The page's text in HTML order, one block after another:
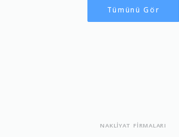
Tümünü Gör
NAKLİYAT FİRMALARI